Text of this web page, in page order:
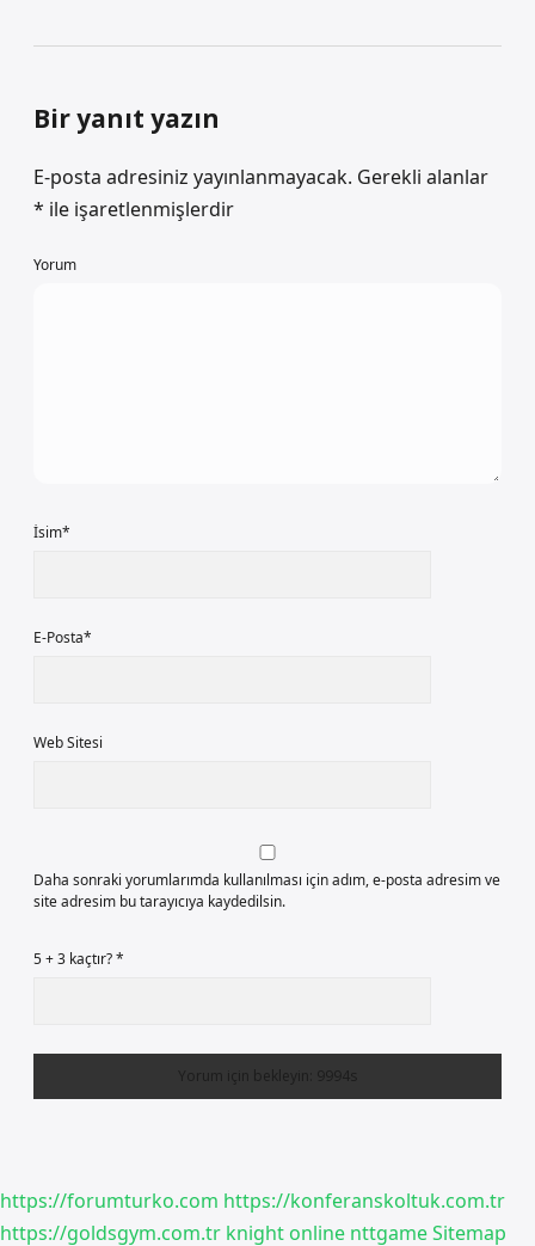
Bir yanıt yazın
E-posta adresiniz yayınlanmayacak. Gerekli alanlar
* ile işaretlenmişlerdir
Yorum
İsim*
E-Posta*
Web Sitesi
Daha sonraki yorumlarımda kullanılması için adım, e-posta adresim ve
site adresim bu tarayıcıya kaydedilsin.
5 + 3 kaçtır?*
https://forumturko.com https://konferanskoltuk.com.tr
https://goldsgym.com.tr knight online nttgameSitemap